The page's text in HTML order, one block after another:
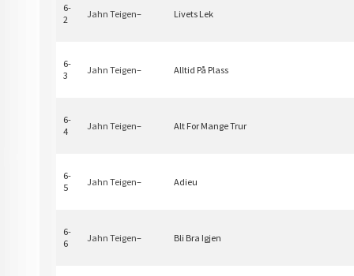
6-
2
Jahn Teigen– Livets Lek
6-
3
Jahn Teigen– Alltid På Plass
6-
4
Jahn Teigen– Alt For Mange Trur
6-
5
Jahn Teigen– Adieu
6-
6
Jahn Teigen– Bli Bra Igjen